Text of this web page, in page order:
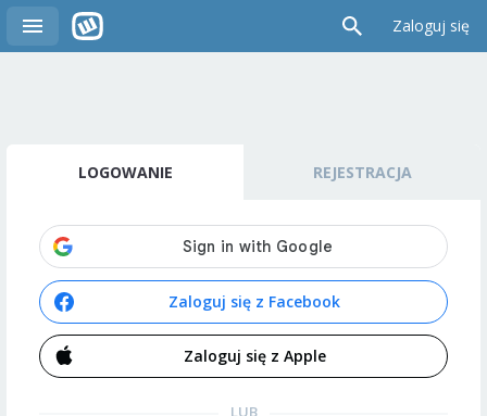
Zaloguj się
LOGOWANIE REJESTRACJA
Zaloguj się z Facebook
Zaloguj się z Apple
LUB